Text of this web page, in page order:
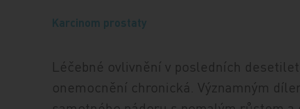
Karcinom prostaty
Léčebné ovlivnění v posledních
onemocnění chronická. Významným